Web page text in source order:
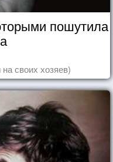
пошутила
своих хозяев)